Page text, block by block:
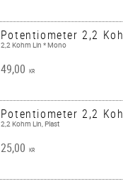
Potentiometer 2,2
2,2 Kohm Lin * Mono
49,00 KR
Potentiometer 2,2
2,2 Kohm Lin, Plast
25,00 KR